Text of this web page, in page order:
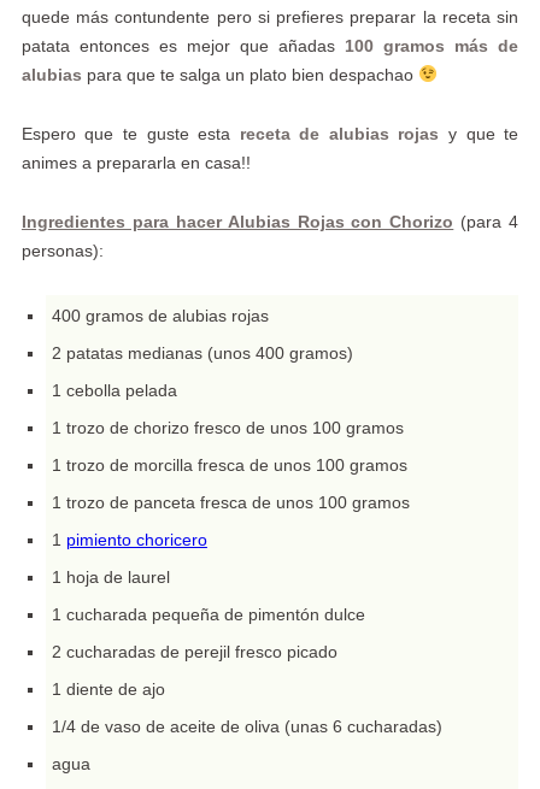
quede más contundente pero si prefieres preparar la receta sin
patata entonces es mejor que añadas 100 gramos más de
alubias para que te salga un plato bien despachao
Espero que te guste esta receta de alubias rojas y que te
animes a prepararla en casa!!
Ingredientes para hacer Alubias Rojas con Chorizo (para 4
personas):
400 gramos de alubias rojas
2 patatas medianas (unos 400 gramos)
1 cebolla pelada
1 trozo de chorizo fresco de unos 100 gramos
1 trozo de morcilla fresca de unos 100 gramos
1 trozo de panceta fresca de unos 100 gramos
1 pimiento choricero
1 hoja de laurel
1 cucharada pequeña de pimentón dulce
2 cucharadas de perejil fresco picado
1 diente de ajo
1/4 de vaso de aceite de oliva (unas 6 cucharadas)
agua